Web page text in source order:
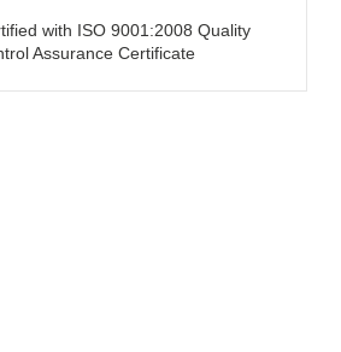
with ISO 9001:2008 Quality
Assurance Certificate